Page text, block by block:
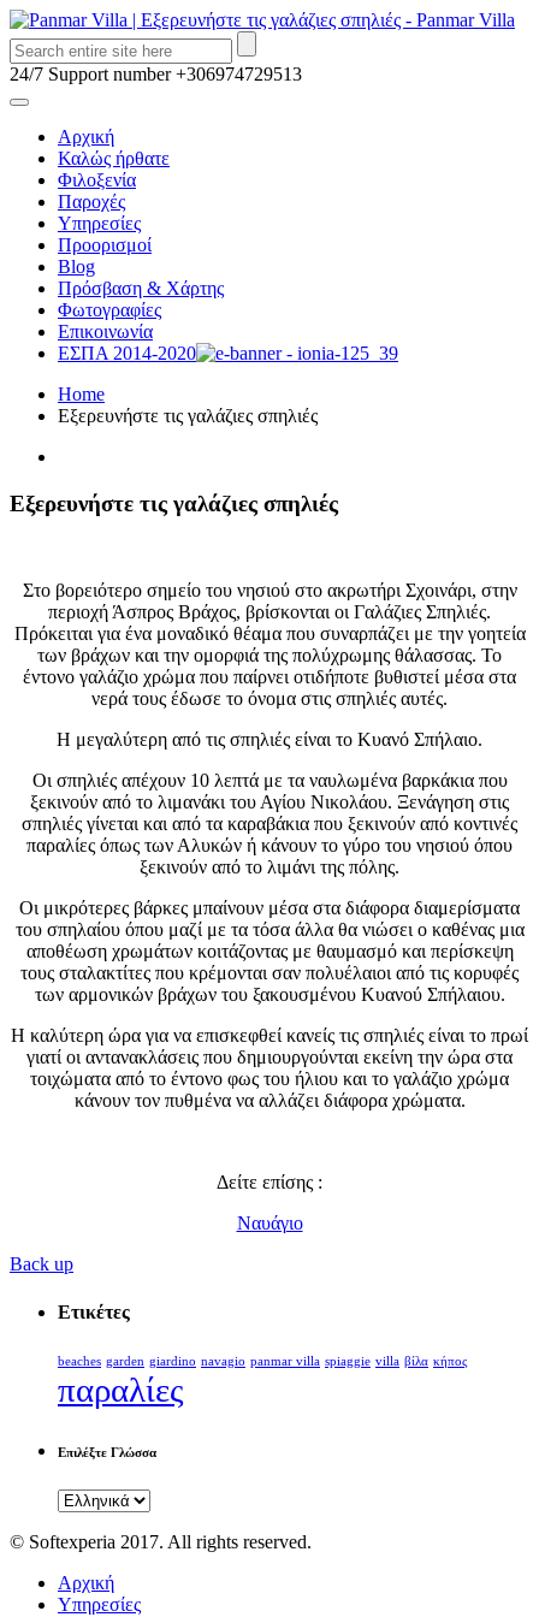
24/7 Support number +306974729513
Αρχική
Καλώς ήρθατε
Φιλοξενία
Παροχές
Υπηρεσίες
Προορισμοί
Blog
Πρόσβαση & Χάρτης
Φωτογραφίες
Επικοινωνία
ΕΣΠΑ 2014-2020
Home
Εξερευνήστε τις γαλάζιες σπηλιές
Εξερευνήστε τις γαλάζιες σπηλιές
Στο βορειότερο σημείο του νησιού στο ακρωτήρι Σχοινάρι, στην
περιοχή Άσπρος Βράχος, βρίσκονται οι Γαλάζιες Σπηλιές.
Πρόκειται για ένα μοναδικό θέαμα που συναρπάζει με την γοητεία
των βράχων και την ομορφιά της πολύχρωμης θάλασσας. Το
έντονο γαλάζιο χρώμα που παίρνει οτιδήποτε βυθιστεί μέσα στα
νερά τους έδωσε το όνομα στις σπηλιές αυτές.
Η μεγαλύτερη από τις σπηλιές είναι το Κυανό Σπήλαιο.
Οι σπηλιές απέχουν 10 λεπτά με τα ναυλωμένα βαρκάκια που
ξεκινούν από το λιμανάκι του Αγίου Νικολάου. Ξενάγηση στις
σπηλιές γίνεται και από τα καραβάκια που ξεκινούν από κοντινές
παραλίες όπως των Αλυκών ή κάνουν το γύρο του νησιού όπου
ξεκινούν από το λιμάνι της πόλης.
Οι μικρότερες βάρκες μπαίνουν μέσα στα διάφορα διαμερίσματα
του σπηλαίου όπου μαζί με τα τόσα άλλα θα νιώσει ο καθένας μια
αποθέωση χρωμάτων κοιτάζοντας με θαυμασμό και περίσκεψη
τους σταλακτίτες που κρέμονται σαν πολυέλαιοι από τις κορυφές
των αρμονικών βράχων του ξακουσμένου Κυανού Σπήλαιου.
Η καλύτερη ώρα για να επισκεφθεί κανείς τις σπηλιές είναι το πρωί
γιατί οι αντανακλάσεις που δημιουργούνται εκείνη την ώρα στα
τοιχώματα από το έντονο φως του ήλιου και το γαλάζιο χρώμα
κάνουν τον πυθμένα να αλλάζει διάφορα χρώματα.
Δείτε επίσης :
Ναυάγιο
Back up
Ετικέτες
beaches garden giardino navagio panmar villa spiaggie villa βίλα κήπος
παραλίες
Επιλέξτε Γλώσσα
© Softexperia 2017. All rights reserved.
Αρχική
Υπηρεσίες